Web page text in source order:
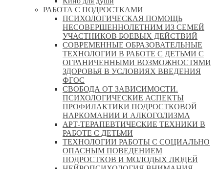
РАБОТА С ПОДРОСТКАМИ
ПСИХОЛОГИЧЕСКАЯ ПОМОЩЬ
НЕСОВЕРШЕННОЛЕТНИМ ИЗ СЕМЕЙ
УЧАСТНИКОВ БОЕВЫХ ДЕЙСТВИЙ
СОВРЕМЕННЫЕ ОБРАЗОВАТЕЛЬНЫЕ
ТЕХНОЛОГИИ В РАБОТЕ С ДЕТЬМИ С
ОГРАНИЧЕННЫМИ ВОЗМОЖНОСТЯМИ
ЗДОРОВЬЯ В УСЛОВИЯХ ВВЕДЕНИЯ
ФГОС
СВОБОДА ОТ ЗАВИСИМОСТИ.
ПСИХОЛОГИЧЕСКИЕ АСПЕКТЫ
ПРОФИЛАКТИКИ ПОДРОСТКОВОЙ
НАРКОМАНИИ И АЛКОГОЛИЗМА
АРТ-ТЕРАПЕВТИЧЕСКИЕ ТЕХНИКИ В
РАБОТЕ С ДЕТЬМИ
ТЕХНОЛОГИИ РАБОТЫ С СОЦИАЛЬНО
ОПАСНЫМ ПОВЕДЕНИЕМ
ПОДРОСТКОВ И МОЛОДЫХ ЛЮДЕЙ